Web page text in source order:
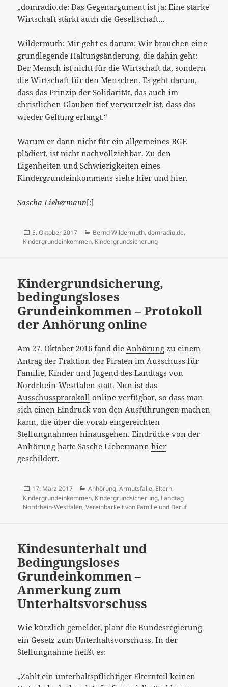
„domradio.de: Das Gegenargument ist ja: Eine starke
Wirtschaft stärkt auch die Gesellschaft…
Wildermuth: Mir geht es darum: Wir brauchen eine
grundlegende Haltungsänderung, die dahin geht:
Der Mensch ist nicht für die Wirtschaft da, sondern
die Wirtschaft für den Menschen. Es geht darum,
dass das Prinzip der Solidarität, das auch im
christlichen Glauben tief verwurzelt ist, dass das
wieder Geltung erlangt.“
Warum er dann nicht für ein allgemeines BGE
plädiert, ist nicht nachvollziehbar. Zu den
Eigenheiten und Schwierigkeiten eines
Kindergrundeinkommens siehehier undhier.
Sascha Liebermann[:]
Veröffentlicht
am
5. Oktober 2017 Kategorien
Bernd Wildermuth, domradio.de,
Kindergrundeinkommen, Kindergrundsicherung
Kindergrundsicherung,
bedingungsloses
Grundeinkommen – Protokoll
der Anhörung online
Am 27. Oktober 2016 fand dieAnhörung zu einem
Antrag der Fraktion der Piraten im Ausschuss für
Familie, Kinder und Jugend des Landtags von
Nordrhein-Westfalen statt. Nun ist das
Ausschussprotokoll online verfügbar, so dass man
sich einen Eindruck von den Ausführungen machen
kann, die über die vorab eingereichten
Stellungnahmen hinausgehen. Eindrücke von der
Anhörung hatte Sasche Liebermannhier
geschildert.
Veröffentlicht
am
17. März 2017 Kategorien
Anhörung, Armutsfalle, Eltern,
Kindergrundeinkommen, Kindergrundsicherung, Landtag
Nordrhein-Westfalen, Vereinbarkeit von Familie und Beruf
Kindesunterhalt und
Bedingungsloses
Grundeinkommen –
Anmerkung zum
Unterhaltsvorschuss
Wie kürzlich gemeldet, plant die Bundesregierung
ein Gesetz zumUnterhaltsvorschuss. In der
Stellungnahme heißt es:
„Zahlt ein unterhaltspflichtiger Elternteil keinen